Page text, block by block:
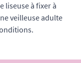
liseuse à fixer à
veilleuse adulte